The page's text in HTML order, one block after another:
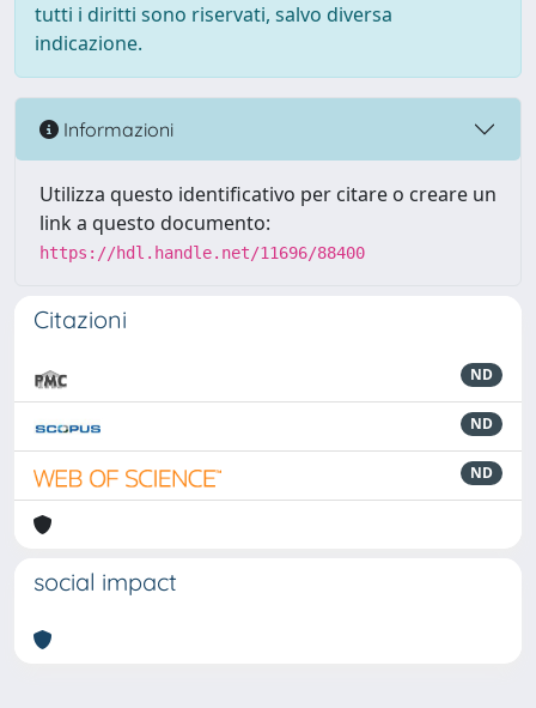
tutti i diritti sono riservati, salvo diversa
indicazione.
Informazioni
Utilizza questo identificativo per citare o creare un
link a questo documento:
https://hdl.handle.net/11696/88400
Citazioni
ND
ND
ND
social impact